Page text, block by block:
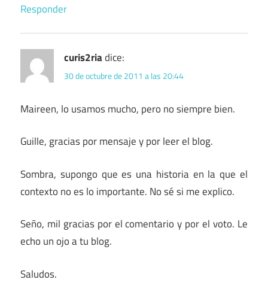
Responder
curis2riadice:
30 de octubre de 2011 a las 20:44
Maireen, lo usamos mucho, pero no siempre bien.
Guille, gracias por mensaje y por leer el blog.
Sombra, supongo que es una historia en la que el
contexto no es lo importante. No sé si me explico.
Seño, mil gracias por el comentario y por el voto. Le
echo un ojo a tu blog.
Saludos.